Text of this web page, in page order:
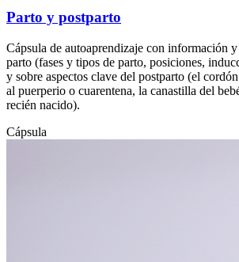
Parto y postparto
Cápsula de autoaprendizaje con información
parto (fases y tipos de parto, posiciones,
y sobre aspectos clave del postparto (el
al puerperio o cuarentena, la canastilla del
recién nacido).
Cápsula